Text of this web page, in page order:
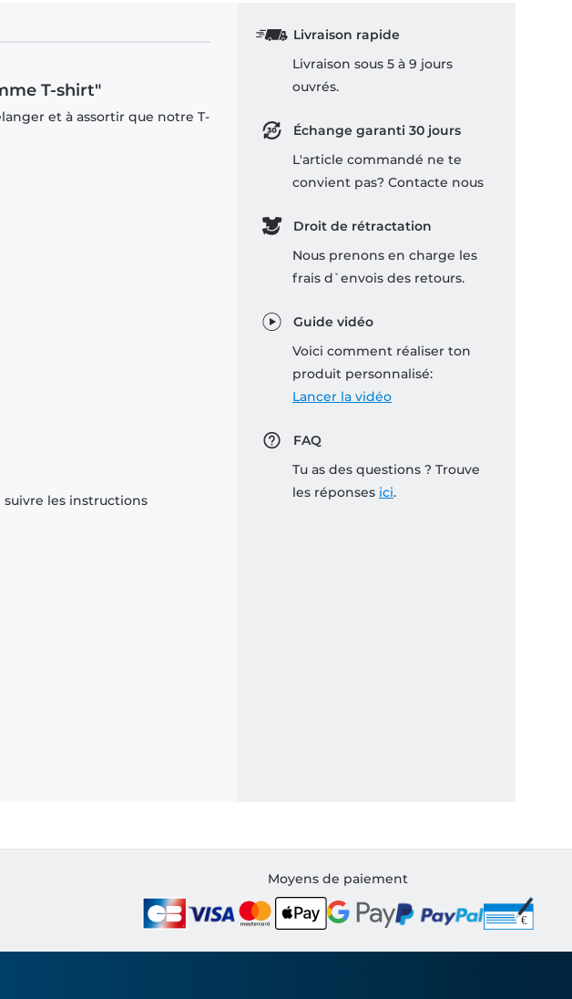
T-shirt"
et à assortir que notre T-
les instructions
Livraison rapide
Livraison sous 5 à 9 jours
ouvrés.
Échange garanti 30 jours
L'article commandé ne te
convient pas? Contacte nous
Droit de rétractation
Nous prenons en charge les
frais d`envois des retours.
Guide vidéo
Voici comment réaliser ton
produit personnalisé:
Lancer la vidéo
FAQ
Tu as des questions ? Trouve
les réponses ici.
Moyens de paiement